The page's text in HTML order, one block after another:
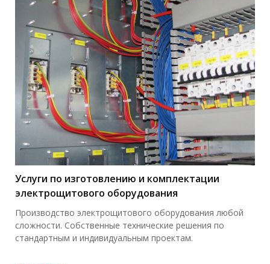
Услуги по изготовлению и комплектации
электрощитового оборудования
Производство электрощитового оборудования любой
сложности. Собственные технические решения по
стандартным и индивидуальным проектам.